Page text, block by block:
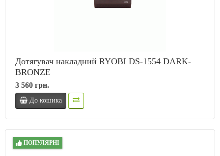
Дотягувач накладний RYOBI DS-1554 DARK-
BRONZE
3 560 грн.
До кошика
ПОПУЛЯРНІ